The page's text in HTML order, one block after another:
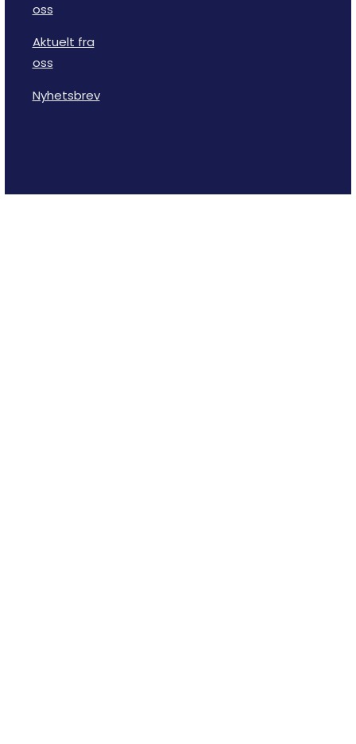
oss
Aktuelt fra
oss
Nyhetsbrev